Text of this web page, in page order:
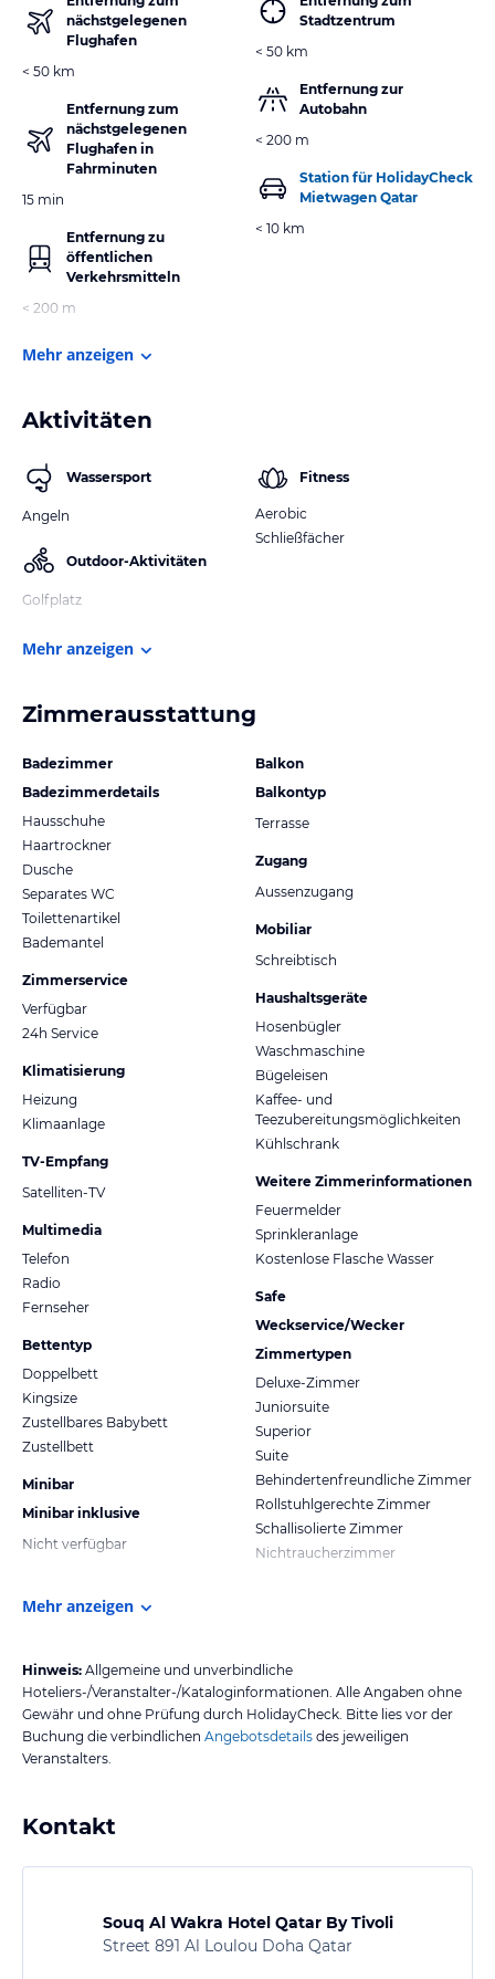
nächstgelegenen
Flughafen
< 50 km
Entfernung zum
nächstgelegenen
Flughafen in
Fahrminuten
15 min
Entfernung zu
öffentlichen
Verkehrsmitteln
< 200 m
Stadtzentrum
< 50 km
Entfernung zur
Autobahn
< 200 m
Station für HolidayCheck
Mietwagen Qatar
< 10 km
Mehr anzeigen
Aktivitäten
Wassersport
Angeln
Outdoor-Aktivitäten
Golfplatz
Fitness
Aerobic
Schließfächer
Mehr anzeigen
Zimmerausstattung
Badezimmer
Badezimmerdetails
Hausschuhe
Haartrockner
Dusche
Separates WC
Toilettenartikel
Bademantel
Zimmerservice
Verfügbar
24h Service
Klimatisierung
Heizung
Klimaanlage
TV-Empfang
Satelliten-TV
Multimedia
Telefon
Radio
Fernseher
Bettentyp
Doppelbett
Kingsize
Zustellbares Babybett
Zustellbett
Minibar
Minibar inklusive
Nicht verfügbar
Balkon
Balkontyp
Terrasse
Zugang
Aussenzugang
Mobiliar
Schreibtisch
Haushaltsgeräte
Hosenbügler
Waschmaschine
Bügeleisen
Kaffee- und
Teezubereitungsmöglichkeiten
Kühlschrank
Weitere Zimmerinformationen
Feuermelder
Sprinkleranlage
Kostenlose Flasche Wasser
Safe
Weckservice/Wecker
Zimmertypen
Deluxe-Zimmer
Juniorsuite
Superior
Suite
Behindertenfreundliche Zimmer
Rollstuhlgerechte Zimmer
Schallisolierte Zimmer
Nichtraucherzimmer
Mehr anzeigen
Hinweis: Allgemeine und unverbindliche
Hoteliers-/Veranstalter-/Kataloginformationen. Alle Angaben ohne
Gewähr und ohne Prüfung durch HolidayCheck. Bitte lies vor der
Buchung die verbindlichen Angebotsdetails des jeweiligen
Veranstalters.
Kontakt
Souq Al Wakra Hotel Qatar By Tivoli
Street 891 Al Loulou Doha Qatar